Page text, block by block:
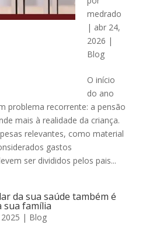
medrado
| abr 24,
2026 |
Blog
O início
do ano
problema recorrente: a pensão
mais à realidade da criança.
relevantes, como material
gastos
ser divididos pelos pais...
da sua saúde também é
sua família
| Blog